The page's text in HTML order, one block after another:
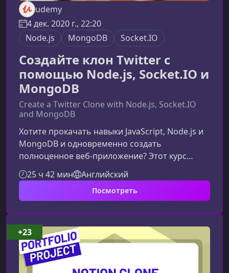
udemy
4 дек. 2020 г., 22:20
Node.js
MongoDB Socket.IO
Создайте клон Twitter с
помощью Node.js, Socket.IO и
MongoDB
Create a Twitter Clone with Node.js, Socket.IO
and MongoDB
Хотите прокачать навыки JavaScript, Node.js и
MongoDB и одновременно создать
полноценное веб‑приложение? Этот курс
поможет вам разработать настоящий клон
Twitter с нуля — от серверной части до
интерактивных функций в реальном
шагом создадите собственную социальную
сеть с богатым функционалом, полностью
аналогичным популярным платформам. Вы
разберетесь в архитектуре проекта, освоите
современные инструме
25 ч 42 мин Английский
Посмотреть
+23